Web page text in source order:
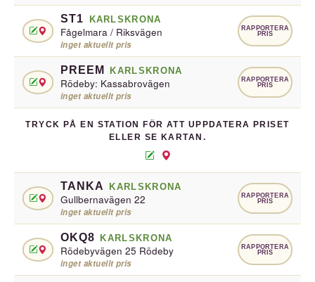
ST1 KARLSKRONA
Fågelmara / Riksvägen
inget aktuellt pris
RAPPORTERA
PRIS
PREEM KARLSKRONA
Rödeby: Kassabrovägen
inget aktuellt pris
RAPPORTERA
PRIS
TRYCK PÅ EN STATION FÖR ATT UPPDATERA PRISET
ELLER SE KARTAN.
TANKA KARLSKRONA
Gullbernavägen 22
inget aktuellt pris
RAPPORTERA
PRIS
OKQ8 KARLSKRONA
Rödebyvägen 25 Rödeby
inget aktuellt pris
RAPPORTERA
PRIS